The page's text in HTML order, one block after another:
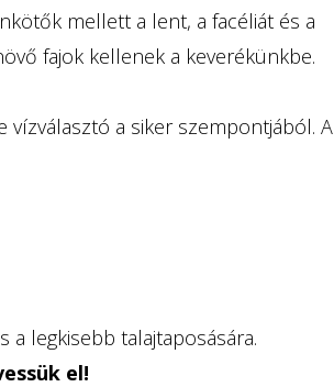
mellett a lent, a facéliát és a
fajok kellenek a keverékünkbe.
vízválasztó a siker szempontjából. A
legkisebb talajtaposására.
el!